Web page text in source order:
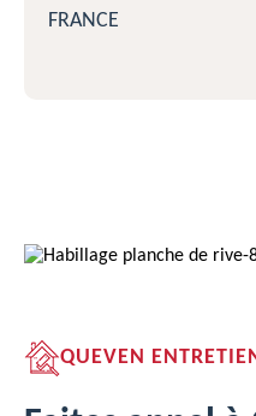
FRANCE
QUEVEN